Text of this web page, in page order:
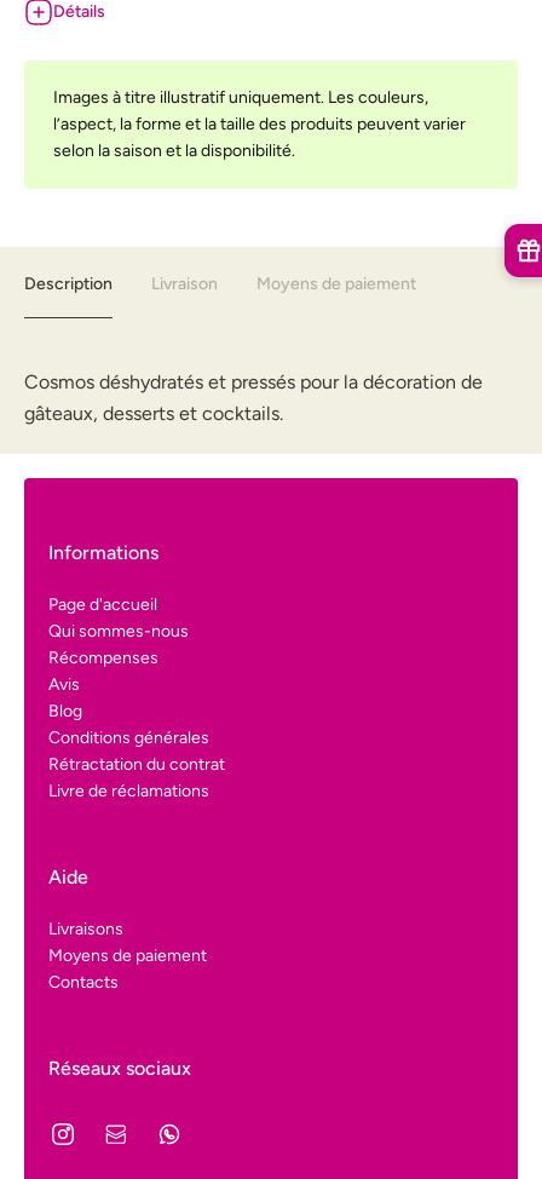
Détails
Images à titre illustratif uniquement. Les couleurs,
l’aspect, la forme et la taille des produits peuvent varier
selon la saison et la disponibilité.
Description Livraison Moyens de paiement
Cosmos déshydratés et pressés pour la décoration de
gâteaux, desserts et cocktails.
Informations
Page d'accueil
Qui sommes-nous
Récompenses
Avis
Blog
Conditions générales
Rétractation du contrat
Livre de réclamations
Aide
Livraisons
Moyens de paiement
Contacts
Réseaux sociaux